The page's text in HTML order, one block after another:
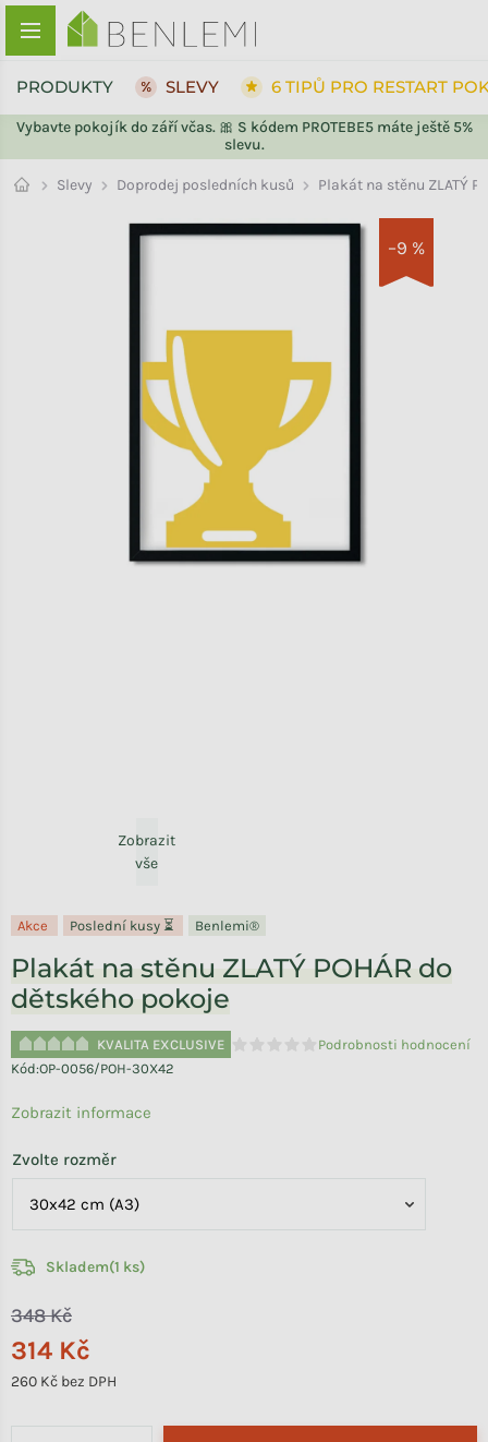
Přejít na obsah
Vybavte pokojík do září včas. 🎀 S kódem PROTEBE5 máte ještě 5%
slevu.
PRODUKTY SLEVY 6 TIPŮ PRO RESTART
Slevy Doprodej posledních kusů Plakát na stěnu ZLATÝ
–9 %
Zobrazit
vše
Akce Poslední kusy ⏳ Benlemi®
Plakát na stěnu ZLATÝ POHÁR do
dětského pokoje
KVALITA EXCLUSIVE
Průměrné hodnocení produktu
Podrobnosti hodnocení
Kód:OP-0056/POH-30X42
348 Kč
314 Kč
260 Kč bez DPH
Skladem(1 ks)
Zvolte rozměr
Zobrazit informace
ZPĚT DO OBCHODU
ZPĚT DO OBCHODU